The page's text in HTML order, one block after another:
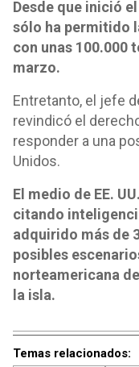
Desde que inició
sólo ha permitido
con unas 100.000
marzo.
Entretanto, el jefe
revindicó el
responder a una
Unidos.
El medio de EE.
citando
adquirido más de
posibles
norteamericana
la isla.
Temas relacionados: